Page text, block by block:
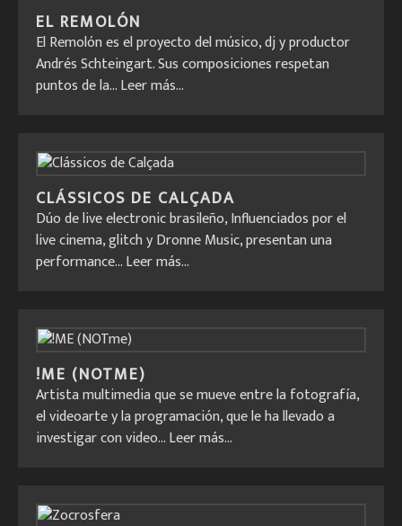
EL REMOLÓN
El Remolón es el proyecto del músico, dj y productor
Andrés Schteingart. Sus composiciones respetan
puntos de la...Leer más...
CLÁSSICOS DE CALÇADA
Dúo de live electronic brasileño, Influenciados por el
live cinema, glitch y Dronne Music, presentan una
performance...Leer más...
!ME (NOTME)
Artista multimedia que se mueve entre la fotografía,
el videoarte y la programación, que le ha llevado a
investigar con video...Leer más...